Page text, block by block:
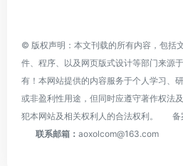
© 版权声明：本文刊载的所有内容，包括
件、程序、以及网页版式设计等部门来源
有！本网站提供的内容服务于个人学习、
或非盈利性用途，但同时应遵守著作权法
犯本网站及相关权利人的合法权利。
备
联系邮箱： aoxolcom@163.com